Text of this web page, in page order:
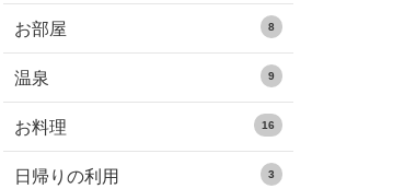
お部屋 8
温泉 9
お料理 16
日帰りの利用 3